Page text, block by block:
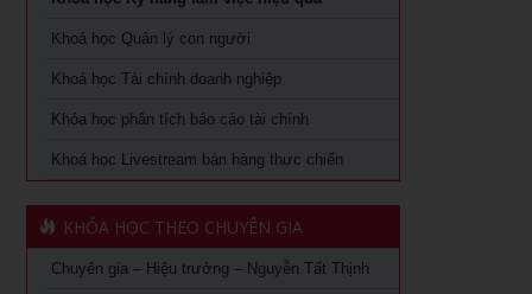
Khoá học Xem chỉ tay biết người
Khoá học quản lý con người
Khoá học Quản Trị Trải Nghiệm Khách Hàng
Khoá học Livestream bán hàng chuyên nghiệp từ A – Z
Khóa Học đào tạo giảng viên nội bộ tại TPHCM
Khóa Học Quản Đốc Sản Xuất Tại TPHCM
Khóa Học Phong Thủy Chuyên Sâu Tại TPHCM
Khóa học phong thủy cho doanh nhân tại TPHCM
Khóa Học Giám Đốc Toàn Diện tại TPHCM
Khóa Học CEO – Giám Đốc Điều Hành tại TPHCM
Khoá học Quản lý con người
Khoá học Tài chính doanh nghiệp
Khóa học phân tích báo cáo tài chính
Khoá học Livestream bán hàng thực chiến
KHÓA HỌC THEO CHUYÊN GIA
Chuyên gia – Hiệu trưởng – Nguyễn Tất Thịnh